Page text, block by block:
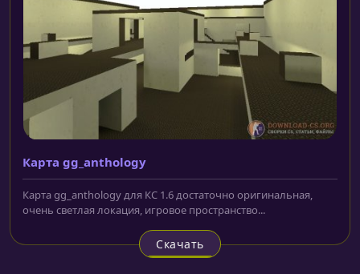
Карта gg_anthology
Карта gg_anthology для КС 1.6 достаточно оригинальная,
очень светлая локация, игровое пространство...
Скачать